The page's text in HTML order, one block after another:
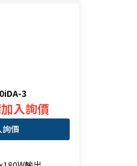
3
入詢價
詢價